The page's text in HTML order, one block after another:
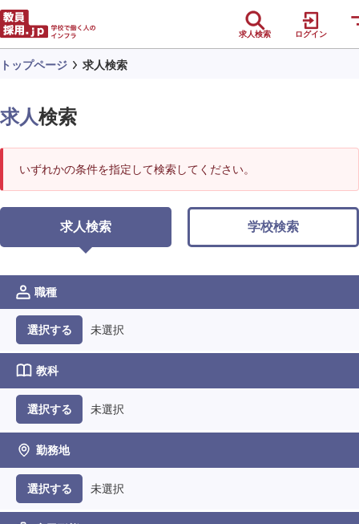
求人検索 ログイン
トップページ 求人検索
求人検索
いずれかの条件を指定して検索してください。
求人検索 学校検索
職種
選択する 未選択
教科
選択する 未選択
勤務地
選択する 未選択